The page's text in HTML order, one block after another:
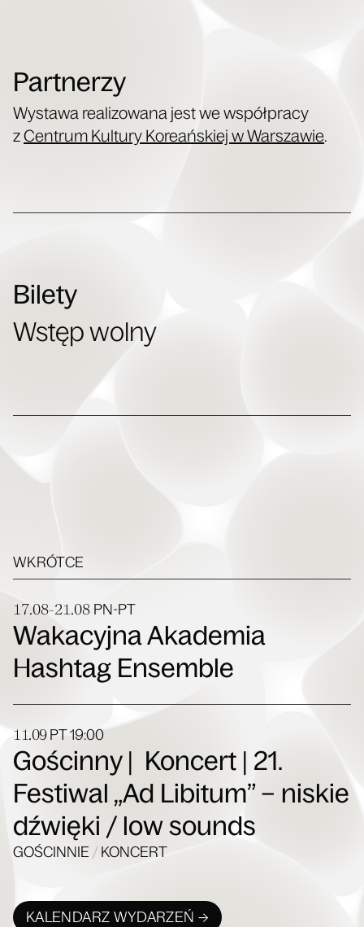
Partnerzy
Wysta­wa reali­zo­wa­na jest we współ­pra­cy
zCen­trum Kul­tu­ry Kore­ań­skiej w War­sza­wie.
Bilety
Wstęp wolny
WKRÓTCE
17.08-21.08 PN-PT
Wakacyjna Akademia
Hashtag Ensemble
11.09 PT 19:00
Gościnny | Koncert | 21.
Festiwal „Ad Libitum” – niskie
dźwięki / low sounds
GOŚCINNIE / KONCERT
KALENDARZ WYDARZEŃ →